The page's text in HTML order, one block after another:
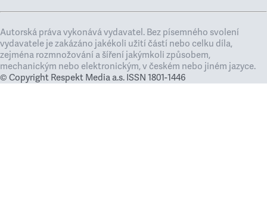
Autorská práva vykonává vydavatel. Bez písemného svolení
vydavatele je zakázáno jakékoli užití částí nebo celku díla,
zejména rozmnožování a šíření jakýmkoli způsobem,
mechanickým nebo elektronickým, v českém nebo jiném jazyce.
© Copyright Respekt Media a.s. ISSN 1801-1446